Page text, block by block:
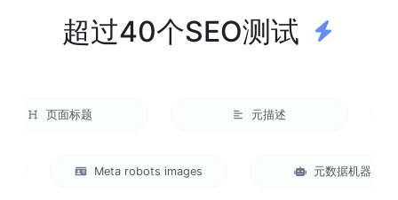
超过40个SEO测试
页面标题 元描述
元数据机器
Meta robots images